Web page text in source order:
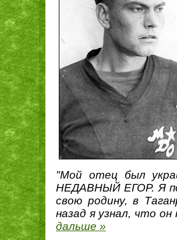
"Мой отец был
НЕДАВНЫЙ ЕГОР. Я
свою родину, в
назад я узнал, что
дальше »